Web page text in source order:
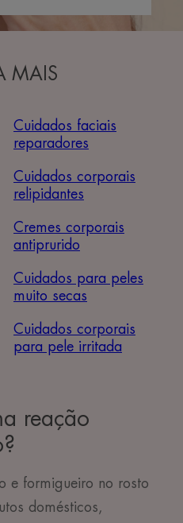
MAIS
Cuidados faciais
reparadores
Cuidados corporais
relipidantes
Cremes corporais
antiprurido
Cuidados para peles
muito secas
Cuidados corporais
para pele irritada
reação
e formigueiro no rosto
domésticos,